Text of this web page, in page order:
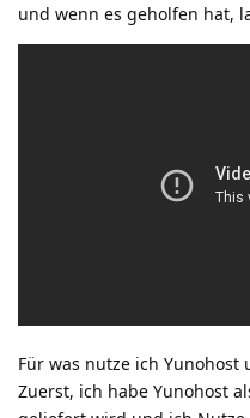
und wenn es geholfen hat,
Für was nutze ich Yunohost
Zuerst, ich habe Yunohost